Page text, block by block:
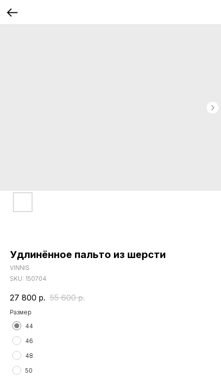
Удлинённое пальто из шерсти
VINNIS
SKU: 150704
27 800 р. 55 600 р.
Размер
44
46
48
50